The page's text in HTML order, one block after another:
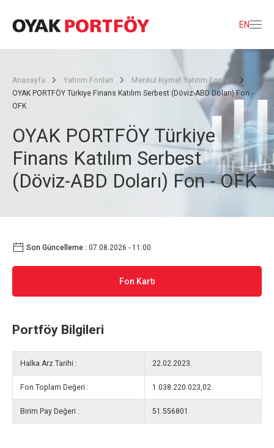
EN
Anasayfa Yatırım Fonları
Menkul Kıymet Yatırım Fonları
OYAK PORTFÖY Türkiye Finans Katılım Serbest (Döviz-ABD Doları) Fon -
OFK
OYAK PORTFÖY Türkiye
Finans Katılım Serbest
(Döviz-ABD Doları) Fon - OFK
Son Güncelleme : 07.08.2026 - 11:00
Fon Kartı
Portföy Bilgileri
Halka Arz Tarihi : 22.02.2023
Fon Toplam Değeri : 1.038.220.023,02
Birim Pay Değeri : 51.556801